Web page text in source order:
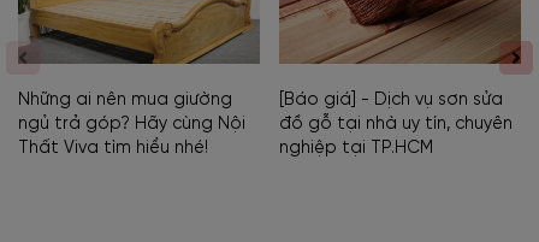
Những ai nên mua giường
ngủ trả góp? Hãy cùng Nội
Thất Viva tìm hiểu nhé!
[Báo giá] - Dịch vụ sơn sửa
đồ gỗ tại nhà uy tín, chuyên
nghiệp tại TP.HCM